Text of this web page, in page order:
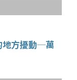
地方擾動─萬